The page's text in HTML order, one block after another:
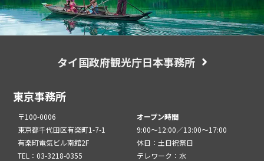
タイ国政府観光庁日本事務所
東京事務所
〒100-0006
東京都千代田区有楽町1-7-1
有楽町電気ビル南館2F
TEL：03-3218-0355
オープン時間
9:00～12:00／13:00～17:00
休日：土日祝祭日
テレワーク：水